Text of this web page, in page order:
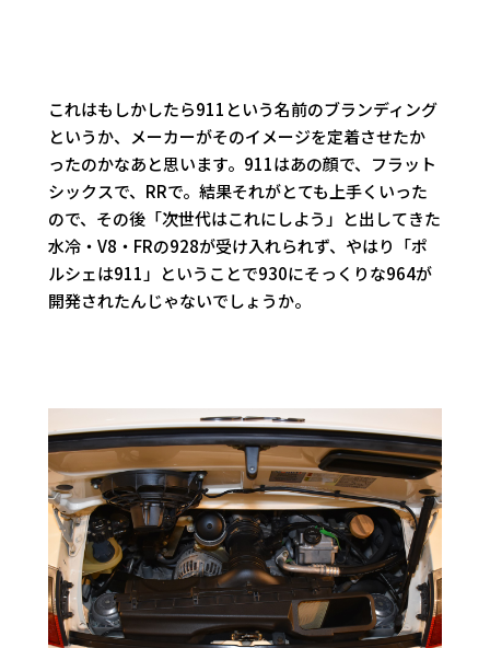
これはもしかしたら911という名前のブランディング
というか、メーカーがそのイメージを定着させたか
ったのかなあと思います。911はあの顔で、フラット
シックスで、RRで。結果それがとても上手くいった
ので、その後「次世代はこれにしよう」と出してきた
水冷・V8・FRの928が受け入れられず、やはり「ポ
ルシェは911」ということで930にそっくりな964が
開発されたんじゃないでしょうか。